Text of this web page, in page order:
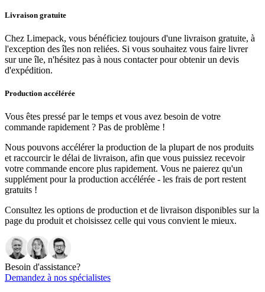
Livraison gratuite
Chez Limepack, vous bénéficiez toujours d'une livraison gratuite, à
l'exception des îles non reliées. Si vous souhaitez vous faire livrer
sur une île, n'hésitez pas à nous contacter pour obtenir un devis
d'expédition.
Production accélérée
Vous êtes pressé par le temps et vous avez besoin de votre
commande rapidement ? Pas de problème !
Nous pouvons accélérer la production de la plupart de nos produits
et raccourcir le délai de livraison, afin que vous puissiez recevoir
votre commande encore plus rapidement. Vous ne paierez qu'un
supplément pour la production accélérée - les frais de port restent
gratuits !
Consultez les options de production et de livraison disponibles sur la
page du produit et choisissez celle qui vous convient le mieux.
Besoin d'assistance?
Demandez à nos spécialistes